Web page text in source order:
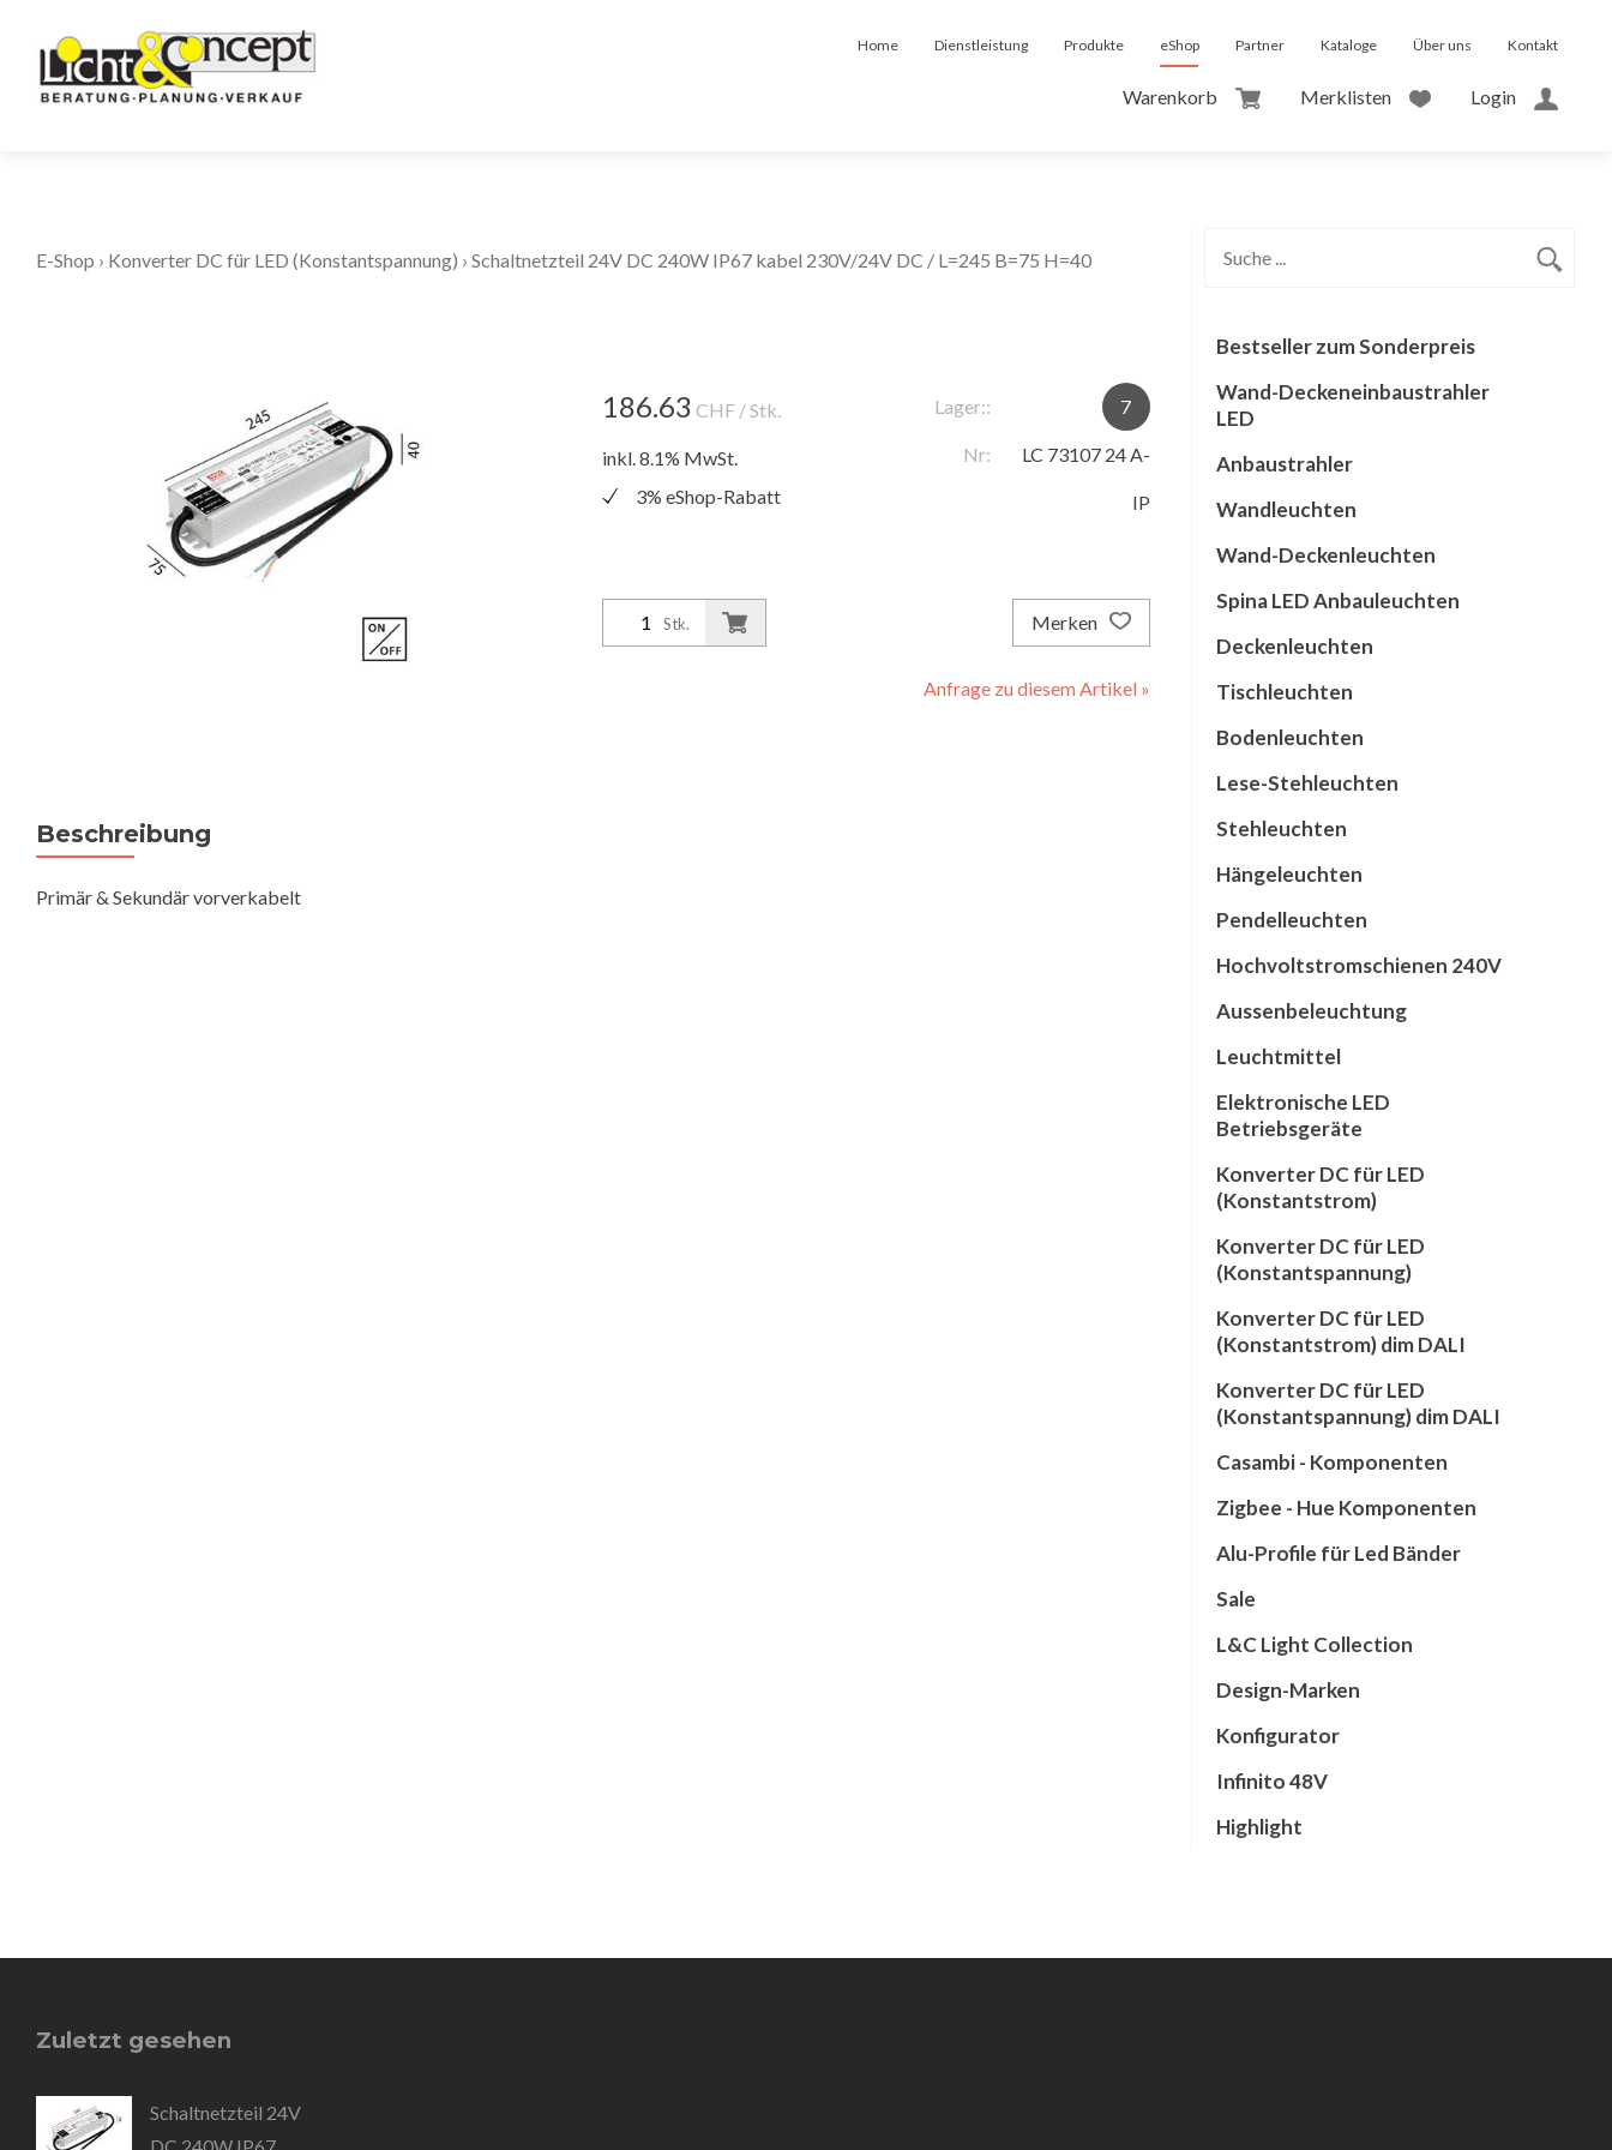
Home Dienstleistung Produkte eShop Partner Kataloge Über uns Kontakt
Warenkorb Merklisten Login
E-Shop › Konverter DC für LED (Konstantspannung) › Schaltnetzteil 24V DC 240W IP67 kabel 230V/24V DC / L=245 B=75 H=40
186.63 CHF / Stk.
inkl. 8.1% MwSt.
3% eShop-Rabatt
Lager:: 7
Nr: LC 73107 24 A-
IP
Stk. Merken
Anfrage zu diesem Artikel »
Beschreibung
Primär & Sekundär vorverkabelt
Bestseller zum Sonderpreis
Wand-Deckeneinbaustrahler
LED
Anbaustrahler
Wandleuchten
Wand-Deckenleuchten
Spina LED Anbauleuchten
Deckenleuchten
Tischleuchten
Bodenleuchten
Lese-Stehleuchten
Stehleuchten
Hängeleuchten
Pendelleuchten
Hochvoltstromschienen 240V
Aussenbeleuchtung
Leuchtmittel
Elektronische LED
Betriebsgeräte
Konverter DC für LED
(Konstantstrom)
Konverter DC für LED
(Konstantspannung)
Konverter DC für LED
(Konstantstrom) dim DALI
Konverter DC für LED
(Konstantspannung) dim DALI
Casambi - Komponenten
Zigbee - Hue Komponenten
Alu-Profile für Led Bänder
Sale
L&C Light Collection
Design-Marken
Konfigurator
Infinito 48V
Highlight
Zuletzt gesehen
Schaltnetzteil 24V